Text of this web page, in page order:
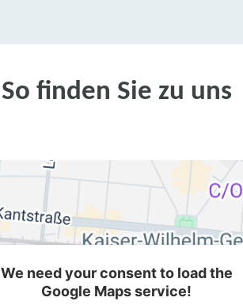
So finden Sie zu uns
We need your consent to load the
Google Maps service!